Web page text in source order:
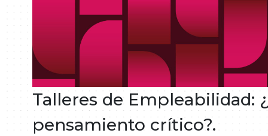
Talleres de Empleabilidad:
pensamiento crítico?.